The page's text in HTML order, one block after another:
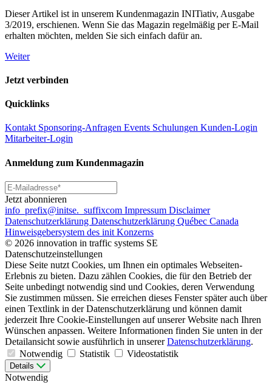
Dieser Artikel ist in unserem Kundenmagazin INITiativ, Ausgabe
3/2019, erschienen. Wenn Sie das Magazin regelmäßig per E-Mail
erhalten möchten, melden Sie sich einfach dafür an.
Weiter
Jetzt verbinden
Quicklinks
Kontakt Sponsoring-Anfragen Events Schulungen Kunden-Login
Mitarbeiter-Login
Anmeldung zum Kundenmagazin
Jetzt abonnieren
info _prefix@initse. _suffixcom Impressum Disclaimer
Datenschutzerklärung Datenschutzerklärung Québec Canada
Hinweisgebersystem des init Konzerns
© 2026 innovation in traffic systems SE
Datenschutzeinstellungen
Diese Seite nutzt Cookies, um Ihnen ein optimales Webseiten-
Erlebnis zu bieten. Dazu zählen Cookies, die für den Betrieb der
Seite unbedingt notwendig sind und Cookies, deren Verwendung
Sie zustimmen müssen. Sie erreichen dieses Fenster später auch über
einen Textlink in der Datenschutzerklärung und können damit
jederzeit Ihre Cookie-Einstellungen auf unserer Website nach Ihren
Wünschen anpassen. Weitere Informationen finden Sie unten in der
Detailansicht sowie ausführlich in unsererDatenschutzerklärung.
Notwendig
Statistik Videostatistik
Details
Notwendig